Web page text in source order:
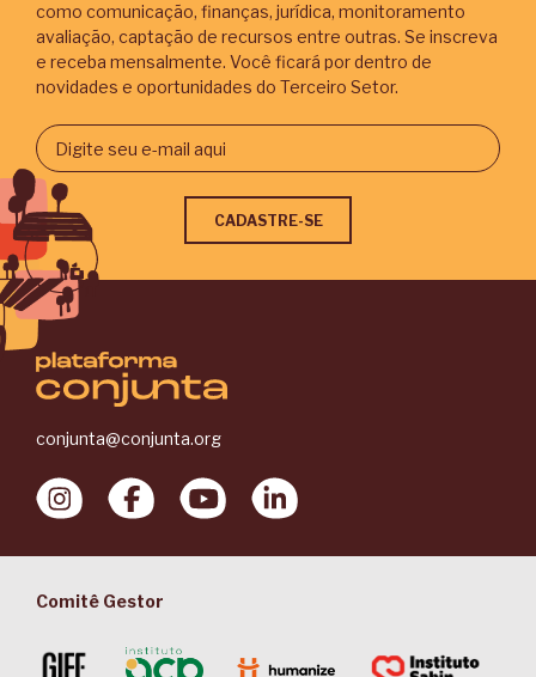
como comunicação, finanças, jurídica, monitoramento
avaliação, captação de recursos entre outras. Se inscreva
e receba mensalmente. Você ficará por dentro de
novidades e oportunidades do Terceiro Setor.
conjunta@conjunta.org
Comitê Gestor